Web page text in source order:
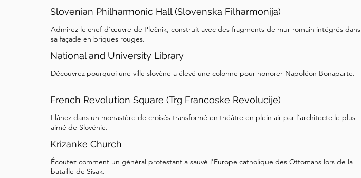
Slovenian Philharmonic Hall (Slovenska Filharmonija)
Admirez le chef-d'œuvre de Plečnik, construit avec des fragments de mur romain intégrés dans
sa façade en briques rouges.
National and University Library
Découvrez pourquoi une ville slovène a élevé une colonne pour honorer Napoléon Bonaparte.
French Revolution Square (Trg Francoske Revolucije)
Flânez dans un monastère de croisés transformé en théâtre en plein air par l'architecte le plus
aimé de Slovénie.
Krizanke Church
Écoutez comment un général protestant a sauvé l'Europe catholique des Ottomans lors de la
bataille de Sisak.